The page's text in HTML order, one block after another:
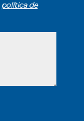
política de